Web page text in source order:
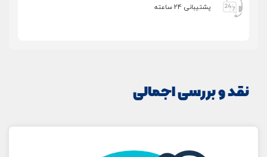
پشتیبانی 24 ساعته
نقد و بررسی اجمالی
ارسال به ایمیل